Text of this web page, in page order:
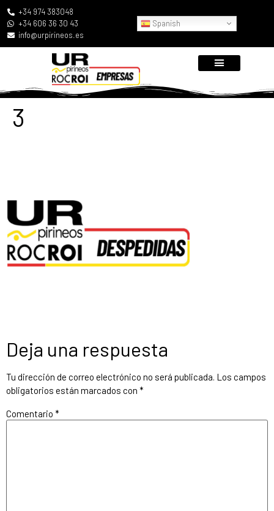
+34 974 383048
+34 606 36 30 43
info@urpirineos.es
Spanish
3
Deja una respuesta
Tu dirección de correo electrónico no será publicada. Los campos
obligatorios están marcados con *
Comentario *